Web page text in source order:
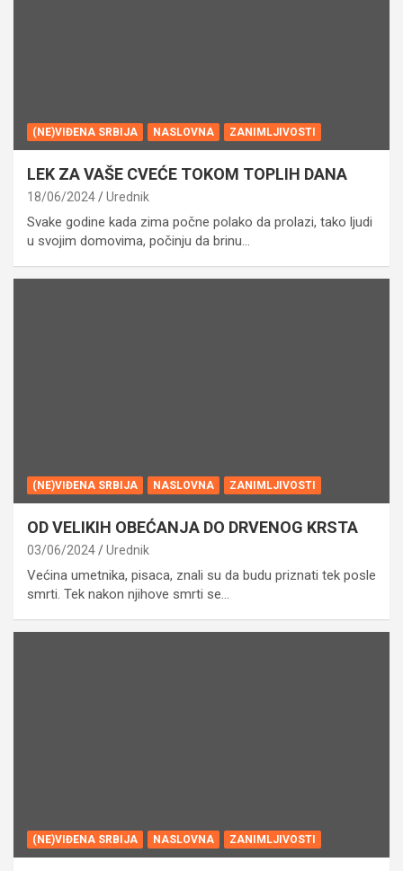
(NE)VIĐENA SRBIJA NASLOVNA ZANIMLJIVOSTI
LEK ZA VAŠE CVEĆE TOKOM TOPLIH DANA
18/06/2024 Urednik
Svake godine kada zima počne polako da prolazi, tako ljudi
u svojim domovima, počinju da brinu…
(NE)VIĐENA SRBIJA NASLOVNA ZANIMLJIVOSTI
OD VELIKIH OBEĆANJA DO DRVENOG KRSTA
03/06/2024 Urednik
Većina umetnika, pisaca, znali su da budu priznati tek posle
smrti. Tek nakon njihove smrti se…
(NE)VIĐENA SRBIJA NASLOVNA ZANIMLJIVOSTI